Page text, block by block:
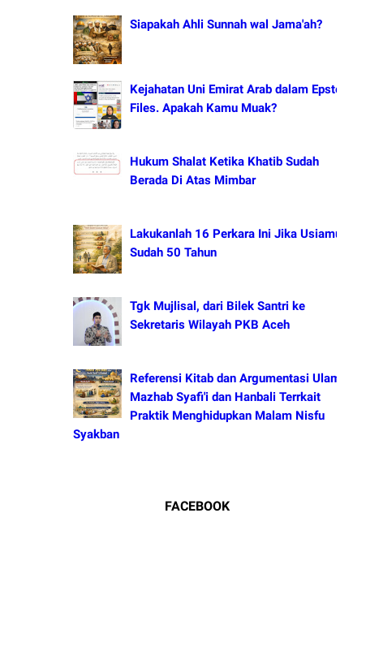
Siapakah Ahli Sunnah wal Jama'ah?
Kejahatan Uni Emirat Arab dalam Epstein
Files. Apakah Kamu Muak?
Hukum Shalat Ketika Khatib Sudah
Berada Di Atas Mimbar
Lakukanlah 16 Perkara Ini Jika Usiamu
Sudah 50 Tahun
Tgk Mujlisal, dari Bilek Santri ke
Sekretaris Wilayah PKB Aceh
Referensi Kitab dan Argumentasi Ulama
Mazhab Syafi'i dan Hanbali Terrkait
Praktik Menghidupkan Malam Nisfu
Syakban
FACEBOOK